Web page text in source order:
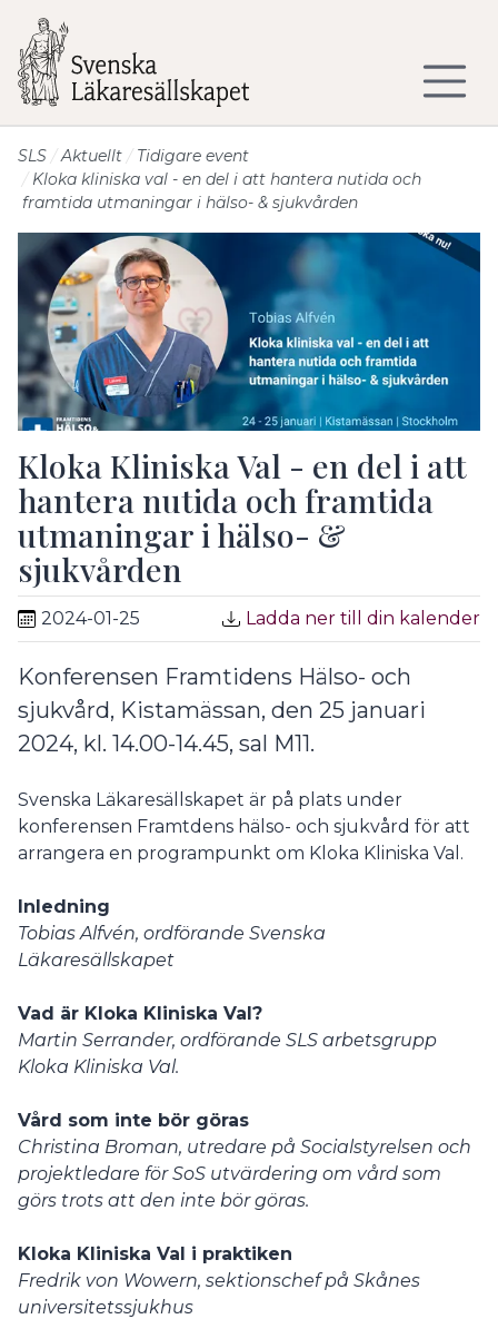
SLS Aktuellt
Tidigare event
Kloka kliniska val - en del i att hantera nutida och
framtida utmaningar i hälso- & sjukvården
Kloka Kliniska Val - en del i att
hantera nutida och framtida
utmaningar i hälso- &
sjukvården
2024-01-25 Ladda ner till din kalender
Konferensen Framtidens Hälso- och
sjukvård, Kistamässan, den 25 januari
2024, kl. 14.00-14.45, sal M11.
Svenska Läkaresällskapet är på plats under
konferensen Framtdens hälso- och sjukvård för att
arrangera en programpunkt om Kloka Kliniska Val.
Inledning
Tobias Alfvén, ordförande Svenska
Läkaresällskapet
Vad är Kloka Kliniska Val?
Martin Serrander, ordförande SLS arbetsgrupp
Kloka Kliniska Val.
Vård som inte bör göras
Christina Broman, utredare på Socialstyrelsen och
projektledare för SoS utvärdering om vård som
görs trots att den inte bör göras.
Kloka Kliniska Val i praktiken
Fredrik von Wowern, sektionschef på Skånes
universitetssjukhus